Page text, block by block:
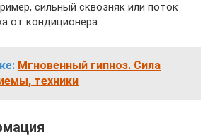
сильный сквозняк или поток
от кондиционера.
Мгновенный гипноз. Сила
техники